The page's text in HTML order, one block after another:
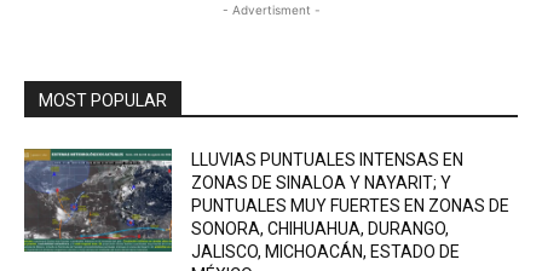
- Advertisment -
MOST POPULAR
LLUVIAS PUNTUALES INTENSAS EN
ZONAS DE SINALOA Y NAYARIT; Y
PUNTUALES MUY FUERTES EN ZONAS DE
SONORA, CHIHUAHUA, DURANGO,
JALISCO, MICHOACÁN, ESTADO DE